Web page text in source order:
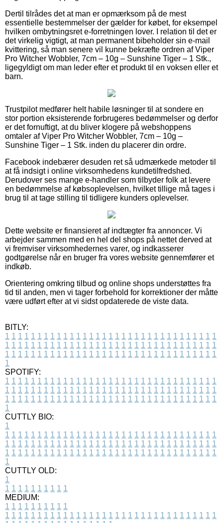
Dertil tilrådes det at man er opmærksom på de mest
essentielle bestemmelser der gælder for købet, for eksempel
hvilken ombytningsret e-forretningen lover. I relation til det er
det virkelig vigtigt, at man permanent bibeholder sin e-mail
kvittering, så man senere vil kunne bekræfte ordren af Viper
Pro Witcher Wobbler, 7cm – 10g – Sunshine Tiger – 1 Stk.,
ligegyldigt om man leder efter et produkt til en voksen eller et
barn.
Trustpilot medfører helt habile løsninger til at sondere en
stor portion eksisterende forbrugeres bedømmelser og derfor
er det fornuftigt, at du bliver klogere på webshoppens
omtaler af Viper Pro Witcher Wobbler, 7cm – 10g –
Sunshine Tiger – 1 Stk. inden du placerer din ordre.
Facebook indebærer desuden ret så udmærkede metoder til
at få indsigt i online virksomhedens kundetilfredshed.
Derudover ses mange e-handler som tilbyder folk at levere
en bedømmelse af købsoplevelsen, hvilket tillige må tages i
brug til at tage stilling til tidligere kunders oplevelser.
Dette website er finansieret af indtægter fra annoncer. Vi
arbejder sammen med en hel del shops på nettet derved at
vi fremviser virksomhedernes varer, og indkasserer
godtgørelse når en bruger fra vores website gennemfører et
indkøb.
Orientering omkring tilbud og online shops understøttes fra
tid til anden, men vi tager forbehold for korrektioner der måtte
være udført efter at vi sidst opdaterede de viste data.
BITLY:
1 1 1 1 1 1 1 1 1 1 1 1 1 1 1 1 1 1 1 1 1 1 1 1 1 1 1 1 1 1 1 1 1
1 1 1 1 1 1 1 1 1 1 1 1 1 1 1 1 1 1 1 1 1 1 1 1 1 1 1 1 1 1 1 1 1
1 1 1 1 1 1 1 1 1 1 1 1 1 1 1 1 1 1 1 1 1 1 1 1 1 1 1 1 1 1 1 1 1
1
SPOTIFY:
1 1 1 1 1 1 1 1 1 1 1 1 1 1 1 1 1 1 1 1 1 1 1 1 1 1 1 1 1 1 1 1 1
1 1 1 1 1 1 1 1 1 1 1 1 1 1 1 1 1 1 1 1 1 1 1 1 1 1 1 1 1 1 1 1 1
1 1 1 1 1 1 1 1 1 1 1 1 1 1 1 1 1 1 1 1 1 1 1 1 1 1 1 1 1 1 1 1 1
1
CUTTLY BIO:
1
1 1 1 1 1 1 1 1 1 1 1 1 1 1 1 1 1 1 1 1 1 1 1 1 1 1 1 1 1 1 1 1 1
1 1 1 1 1 1 1 1 1 1 1 1 1 1 1 1 1 1 1 1 1 1 1 1 1 1 1 1 1 1 1 1 1
1 1 1 1 1 1 1 1 1 1 1 1 1 1 1 1 1 1 1 1 1 1 1 1 1 1 1 1 1 1 1 1 1
1
CUTTLY OLD:
1
1 1 1 1 1 1 1 1 1 1
MEDIUM:
1 1 1 1 1 1 1 1 1 1
1 1 1 1 1 1 1 1 1 1 1 1 1 1 1 1 1 1 1 1 1 1 1 1 1 1 1 1 1 1 1 1 1